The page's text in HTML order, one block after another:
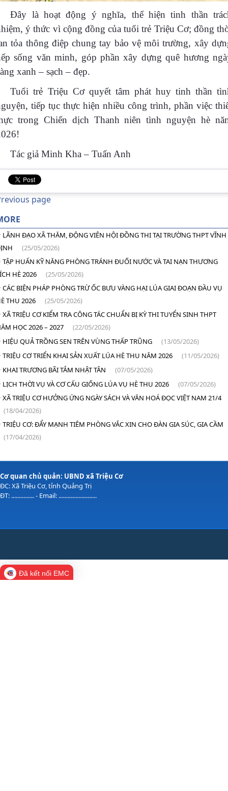
Đây là hoạt động ý nghĩa, thể hiện tinh thần
ý thức vì cộng đồng của tuổi trẻ Triệu Cơ; đồng
tỏa thông điệp chung tay bảo vệ môi trường, xây
sống văn minh, góp phần xây dựng quê hương
xanh – sạch – đẹp.
Tuổi trẻ Triệu Cơ quyết tâm phát huy tinh thần
tiếp tục thực hiện nhiều công trình, phần việc
trong Chiến dịch Thanh niên tình nguyện hè
Tác giả Minh Kha – Tuấn Anh
page
LÃNH ĐẠO XÃ THĂM, ĐỘNG VIÊN HỘI ĐỒNG THI TẠI TRƯỜNG THPT VĨNH
(25/05/2026)
TẬP HUẤN KỸ NĂNG PHÒNG TRÁNH ĐUỐI NƯỚC VÀ TAI NẠN THƯƠNG
HÈ 2026
(25/05/2026)
CÁC BIỆN PHÁP PHÒNG TRỪ ỐC BƯU VÀNG HẠI LÚA GIAI ĐOẠN ĐẦU VỤ
THU 2026
(25/05/2026)
XÃ TRIỆU CƠ KIỂM TRA CÔNG TÁC CHUẨN BỊ KỲ THI TUYỂN SINH THPT
HỌC 2026 – 2027
(22/05/2026)
HIỆU QUẢ TRỒNG SEN TRÊN VÙNG THẤP TRŨNG
(13/05/2026)
TRIỆU CƠ TRIỂN KHAI SẢN XUẤT LÚA HÈ THU NĂM 2026
(11/05/2026)
KHAI TRƯƠNG BÃI TẮM NHẬT TÂN
(07/05/2026)
LỊCH THỜI VỤ VÀ CƠ CẤU GIỐNG LÚA VỤ HÈ THU 2026
(07/05/2026)
XÃ TRIỆU CƠ HƯỞNG ỨNG NGÀY SÁCH VÀ VĂN HOÁ ĐỌC VIỆT NAM 21/4
(18/04/2026)
TRIỆU CƠ: ĐẨY MẠNH TIÊM PHÒNG VẮC XIN CHO ĐÀN GIA SÚC, GIA CẦM
(17/04/2026)
Cơ quan chủ quản: UBND xã Triệu Cơ
ĐC: Xã Triệu Cơ, tỉnh Quảng Trị
ĐT: ............... - Email: .........................
Đã kết nối EMC